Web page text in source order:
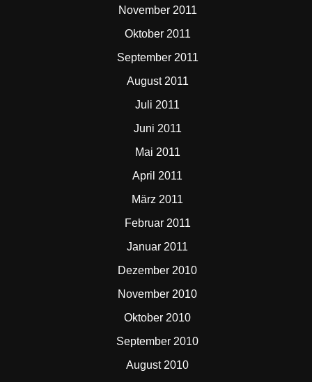
November 2011
Oktober 2011
September 2011
August 2011
Juli 2011
Juni 2011
Mai 2011
April 2011
März 2011
Februar 2011
Januar 2011
Dezember 2010
November 2010
Oktober 2010
September 2010
August 2010